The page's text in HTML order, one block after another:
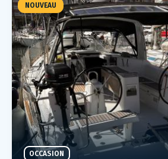
OCCASION
NOUVEAU